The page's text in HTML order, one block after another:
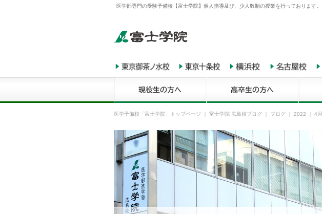
医学部専門の受験予備校【富士学院】個人指導及び、少人数制の授業を行っております。
医学予備校「富士学院」トップページ 富士学院 広島校ブログ ブログ ｜ 2022 ｜ 4月